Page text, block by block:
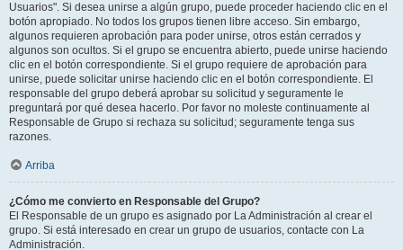
Usuarios". Si desea unirse a algún grupo, puede proceder haciendo clic en el
botón apropiado. No todos los grupos tienen libre acceso. Sin embargo,
algunos requieren aprobación para poder unirse, otros están cerrados y
algunos son ocultos. Si el grupo se encuentra abierto, puede unirse haciendo
clic en el botón correspondiente. Si el grupo requiere de aprobación para
unirse, puede solicitar unirse haciendo clic en el botón correspondiente. El
responsable del grupo deberá aprobar su solicitud y seguramente le
preguntará por qué desea hacerlo. Por favor no moleste continuamente al
Responsable de Grupo si rechaza su solicitud; seguramente tenga sus
razones.
Arriba
¿Cómo me convierto en Responsable del Grupo?
El Responsable de un grupo es asignado por La Administración al crear el
grupo. Si está interesado en crear un grupo de usuarios, contacte con La
Administración.